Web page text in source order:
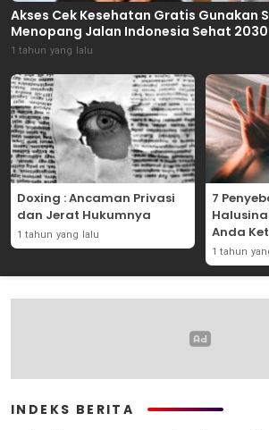
Akses Cek Kesehatan Gratis Gunakan
Menopang Jalan Indonesia Sehat 2030
1 tahun yang lalu
Doxing : Ancaman Privasi
dan Jerat Hukumnya
1 tahun yang lalu
7
Anda
1 tahun
INDEKS BERITA